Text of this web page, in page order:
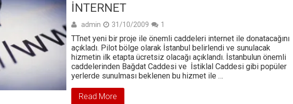
İNTERNET
admin 31/10/2009 1
TTnet yeni bir proje ile önemli caddeleri internet ile donatacağını
açıkladı. Pilot bölge olarak İstanbul belirlendi ve sunulacak
hizmetin ilk etapta ücretsiz olacağı açıklandı. İstanbulun önemli
caddelerinden Bağdat Caddesi ve İstiklal Caddesi gibi popüler
yerlerde sunulması beklenen bu hizmet ile …
Read More